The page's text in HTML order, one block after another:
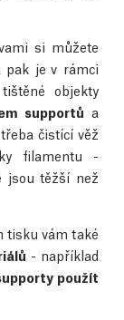
si můžete
pak je v rámci
objekty
supportů a
čistící věž
filamentu -
jsou těžší než
tisku vám také
- například
použít